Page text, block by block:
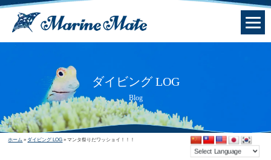
ダイビング LOG
Blog
ホーム » ダイビング LOG » マンタ祭りだワッショイ！！！